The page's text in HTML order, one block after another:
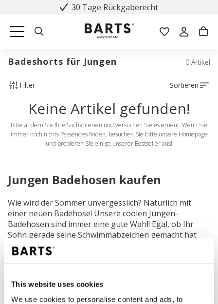
This website uses cookies
We use cookies to personalise content and ads, to
30 Tage Rückgaberecht
Badeshorts für Jungen 0 Artikel
Filter Sortieren
Keine Artikel gefunden!
Bitte ändern Sie Ihre Suchkriterien und versuchen Sie es erneut. Wenn Sie
immer noch nichts Passendes finden, besuchen Sie bitte unsere Homepage
und probieren Sie einige unserer Bestseller aus!
Jungen Badehosen kaufen
Wie wird der Sommer unvergesslich? Natürlich mit
einer neuen Badehose! Unsere coolen Jungen-
Badehosen sind immer eine gute Wahl! Egal, ob Ihr
Sohn gerade seine Schwimmabzeichen gemacht hat
oder selbstständig mit seinen Freunden ins
Schwimmbad geht, unsere Modelle und Drucke sind bei
vielen Jungen jeden Alters beliebt.